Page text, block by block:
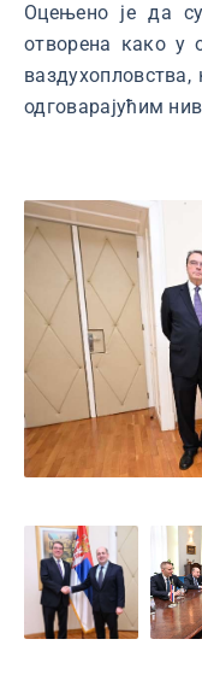
Оцењено је да
отворена како у
одговарајућим